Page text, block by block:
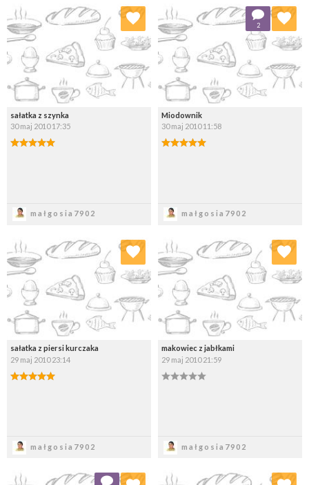
sałatka z szynka
30 maj 2010 17:35
małgosia7902
Dodaj do ulubionych
Wybierz listę:
Miodownik
30 maj 2010 11:58
małgosia7902
2
Dodaj do ulubionych
Wybierz listę:
sałatka z piersi kurczaka
29 maj 2010 23:14
małgosia7902
Dodaj do ulubionych
Wybierz listę:
makowiec z jabłkami
29 maj 2010 21:59
małgosia7902
Dodaj do ulubionych
Wybierz listę:
Dodaj do ulubionych Dodaj do ulubionych